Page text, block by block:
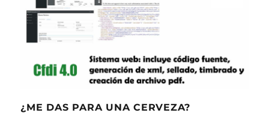
¿ME DAS PARA UNA CERVEZA?